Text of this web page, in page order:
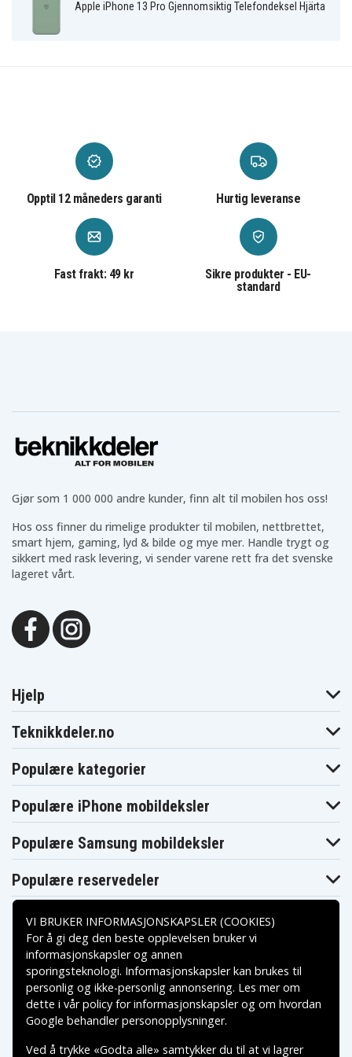
Apple iPhone 13 Pro Gjennomsiktig Telefondeksel Hjärta
Opptil 12 måneders garanti Hurtig leveranse
Fast frakt: 49 kr
Sikre produkter - EU-
standard
Gjør som 1 000 000 andre kunder, finn alt til mobilen hos oss!
Hos oss finner du rimelige produkter til mobilen, nettbrettet,
smart hjem, gaming, lyd & bilde og mye mer. Handle trygt og
sikkert med rask levering, vi sender varene rett fra det svenske
lageret vårt.
Hjelp
Teknikkdeler.no
Populære kategorier
Populære iPhone mobildeksler
Populære Samsung mobildeksler
Populære reservedeler
Betalingsalternativer
Leveringsalternativer
VI BRUKER INFORMASJONSKAPSLER (COOKIES)
For å gi deg den beste opplevelsen bruker vi
informasjonskapsler og annen
sporingsteknologi. Informasjonskapsler kan brukes til
personlig og ikke-personlig annonsering. Les mer om
dette i vårpolicy for informasjonskapslerog om hvordan
Google behandler personopplysninger.
Ved å trykke «Godta alle» samtykker du til at vi lagrer